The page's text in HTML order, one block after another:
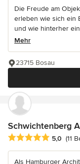
Die Freude am
erleben wie sich ein
und wie hinterher
Mehr
23715 Bosau
Schwichtenberg
Durchschnittliche
5,0 (11
Als Hamburger